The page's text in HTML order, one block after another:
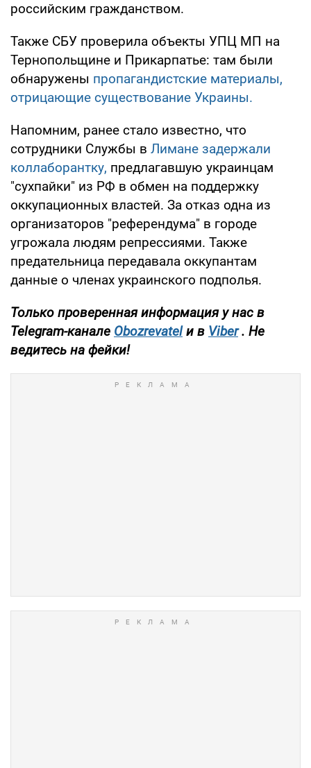
российским гражданством.
Также СБУ проверила объекты УПЦ МП на
Тернопольщине и Прикарпатье: там были
обнаружены пропагандистские материалы,
отрицающие существование Украины.
Напомним, ранее стало известно, что
сотрудники Службы в Лимане задержали
коллаборантку, предлагавшую украинцам
"сухпайки" из РФ в обмен на поддержку
оккупационных властей. За отказ одна из
организаторов "референдума" в городе
угрожала людям репрессиями. Также
предательница передавала оккупантам
данные о членах украинского подполья.
Только проверенная информация у нас в
Telegram-канале Obozrevatel и в Viber . Не
ведитесь на фейки!